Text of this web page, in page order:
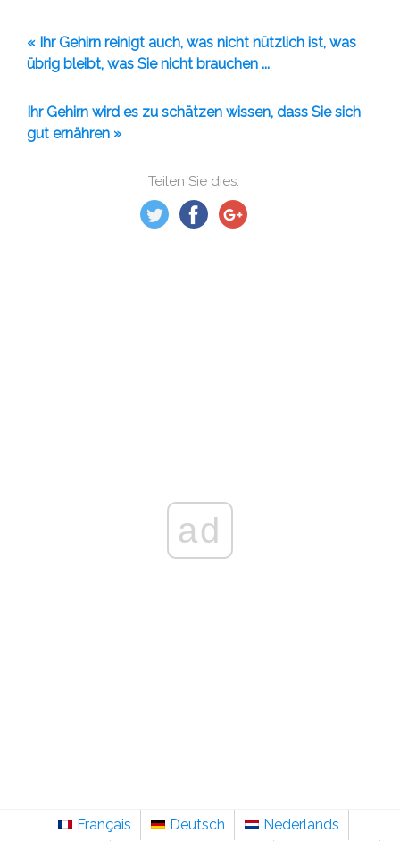
Teilen Sie dies:
« Ihr Gehirn reinigt auch, was nicht nützlich ist, was
übrig bleibt, was Sie nicht brauchen ...
Ihr Gehirn wird es zu schätzen wissen, dass Sie sich
gut ernähren »
ad
Français Deutsch Nederlands